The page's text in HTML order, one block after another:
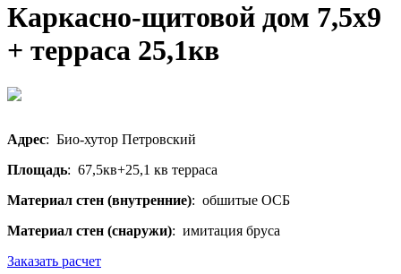
Каркасно-щитовой дом 7,5х9
+ терраса 25,1кв
Адрес: Био-хутор Петровский
Площадь: 67,5кв+25,1 кв терраса
Материал стен (внутренние): обшитые ОСБ
Материал стен (снаружи): имитация бруса
Заказать расчет